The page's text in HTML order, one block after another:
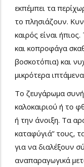
εκπέμπει τα
το πλησιάζουν.
καιρός είναι
και κοπροφάγα
βοσκοτόπια) και
μικρότερα
Το ζευγάρωμα
καλοκαιριού ή το
ή την άνοιξη. Τα
καταφύγιά” τους,
για να διαλέξουν
αναπαραγωγικά